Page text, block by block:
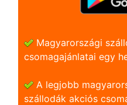
Magyarországi
csomagajánlatai egy
A legjobb
szállodák akciós